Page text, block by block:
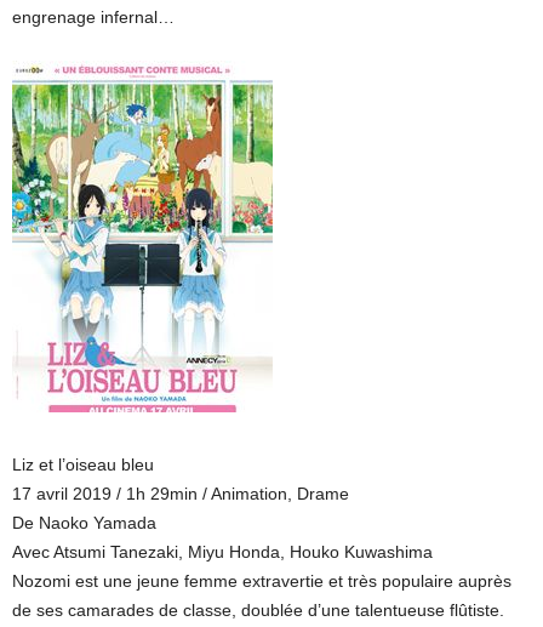
engrenage infernal…
Liz et l’oiseau bleu
17 avril 2019 / 1h 29min / Animation, Drame
De Naoko Yamada
Avec Atsumi Tanezaki, Miyu Honda, Houko Kuwashima
Nozomi est une jeune femme extravertie et très populaire auprès
de ses camarades de classe, doublée d’une talentueuse flûtiste.